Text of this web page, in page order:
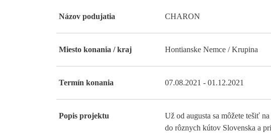
Názov podujatia CHARON
Miesto konania / kraj Hontianske Nemce / Krupina
Termín konania 07.08.2021 - 01.12.2021
Popis projektu
Už od augusta sa môžete tešiť
do rôznych kútov Slovenska a